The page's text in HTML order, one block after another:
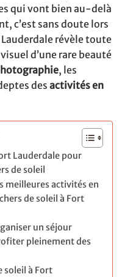
qui vont bien au-delà
c’est sans doute lors
révèle toute
d’une rare beauté
, les
des activités en
Lauderdale pour
de soleil
meilleures activités en
de soleil à Fort
un séjour
pleinement des
soleil à Fort